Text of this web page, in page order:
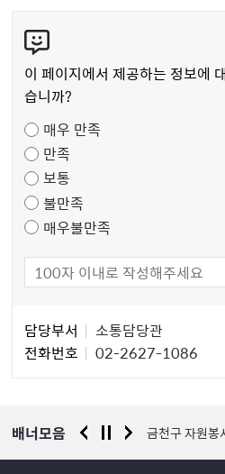
텐
츠
만
도
조
사
이 페이지에서 제공하는 정보에
습니까?
매우 만족
만족
보통
불만족
매우불만족
자
담당부서
소통담당관
전화번호
02-2627-1086
배너모음
서울시 평생학습포털 금천구 자원봉